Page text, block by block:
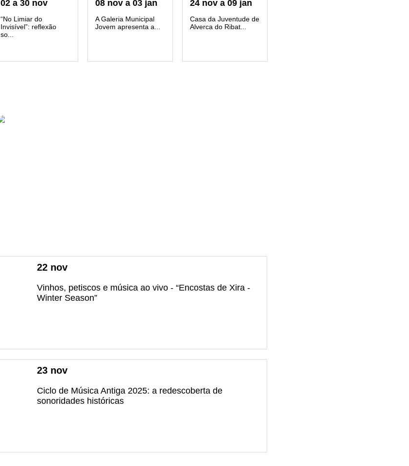
02 a 30 nov
“No Limiar do
Invisível”: reflexão
so...
08 nov a 03 jan
A Galeria Municipal
Jovem apresenta a...
24 nov a 09 jan
Casa da Juventude de
Alverca do Ribat...
22 nov
Vinhos, petiscos e música ao vivo - “Encostas de Xira -
Winter Season”
23 nov
Ciclo de Música Antiga 2025: a redescoberta de
sonoridades históricas